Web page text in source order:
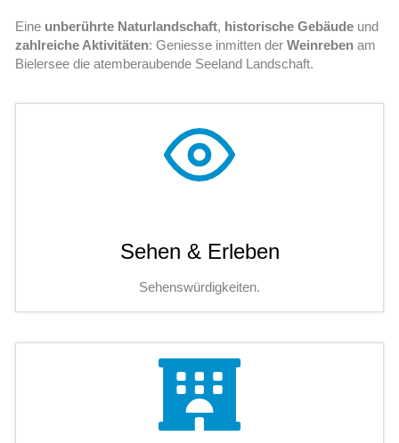
Eine unberührte Naturlandschaft, historische Gebäude und
zahlreiche Aktivitäten: Geniesse inmitten der Weinreben am
Bielersee die atemberaubende Seeland Landschaft.
Sehen & Erleben
Sehenswürdigkeiten.